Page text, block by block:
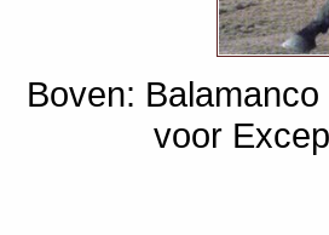
Boven:
voor